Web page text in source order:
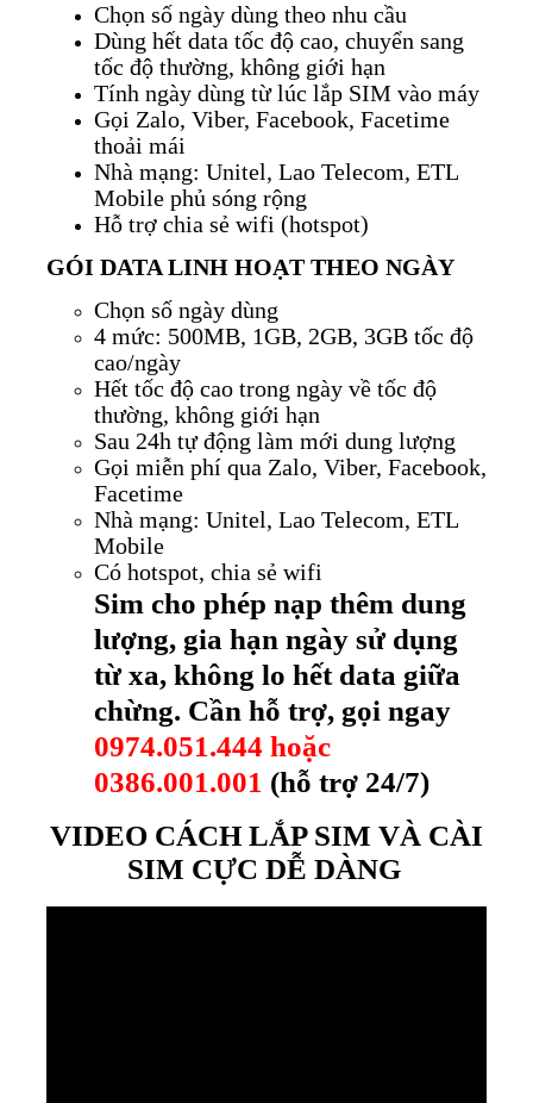
Chọn số ngày dùng theo nhu cầu
Dùng hết data tốc độ cao, chuyển sang
tốc độ thường, không giới hạn
Tính ngày dùng từ lúc lắp SIM vào máy
Gọi Zalo, Viber, Facebook, Facetime
thoải mái
Nhà mạng: Unitel, Lao Telecom, ETL
Mobile phủ sóng rộng
Hỗ trợ chia sẻ wifi (hotspot)
GÓI DATA LINH HOẠT THEO NGÀY
Chọn số ngày dùng
4 mức: 500MB, 1GB, 2GB, 3GB tốc độ
cao/ngày
Hết tốc độ cao trong ngày về tốc độ
thường, không giới hạn
Sau 24h tự động làm mới dung lượng
Gọi miễn phí qua Zalo, Viber, Facebook,
Facetime
Nhà mạng: Unitel, Lao Telecom, ETL
Mobile
Có hotspot, chia sẻ wifi
Sim cho phép nạp thêm dung
lượng, gia hạn ngày sử dụng
từ xa, không lo hết data giữa
chừng. Cần hỗ trợ, gọi ngay
0974.051.444 hoặc
0386.001.001 (hỗ trợ 24/7)
VIDEO CÁCH LẮP SIM VÀ CÀI
SIM CỰC DỄ DÀNG